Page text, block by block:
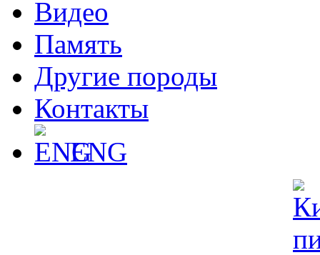
Видео
Память
Другие породы
Контакты
ENG